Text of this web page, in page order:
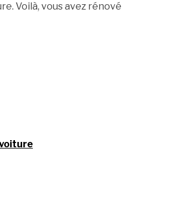
Voilà, vous avez rénové